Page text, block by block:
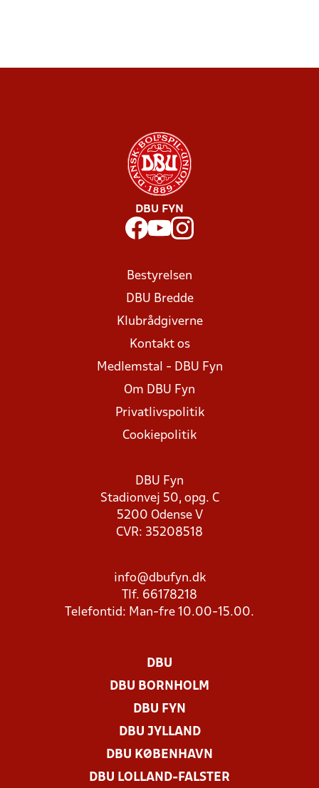
DBU FYN
Bestyrelsen
DBU Bredde
Klubrådgiverne
Kontakt os
Medlemstal - DBU Fyn
Om DBU Fyn
Privatlivspolitik
Cookiepolitik
DBU Fyn
Stadionvej 50, opg. C
5200 Odense V
CVR: 35208518
info@dbufyn.dk
Tlf. 66178218
Telefontid: Man-fre 10.00-15.00.
DBU
DBU BORNHOLM
DBU FYN
DBU JYLLAND
DBU KØBENHAVN
DBU LOLLAND-FALSTER